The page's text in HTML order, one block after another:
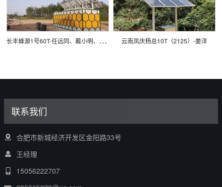
长
丰蜂源1号60T-任远同、戴小明、姜洋、袁基、黄陈 云南凤庆杨总10T（2125）-姜洋
联系我们
合肥市新城经济开发区金阳路33号
王经理
15056222707